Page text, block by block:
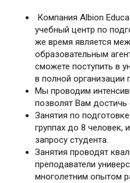
Компания Albion
учебный центр по
же время является
образовательным
сможете поступить в
в полной организации
Мы проводим
позволят Вам
Занятия по
группах до 8 человек,
запросу студента.
Занятия проводят
преподаватели
многолетним опытом